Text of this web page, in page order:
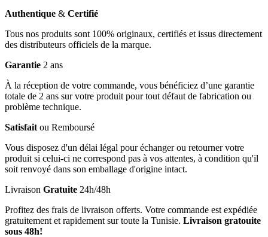
Authentique & Certifié
Tous nos produits sont 100% originaux, certifiés et issus directement
des distributeurs officiels de la marque.
Garantie 2 ans
À la réception de votre commande, vous bénéficiez d’une garantie
totale de 2 ans sur votre produit pour tout défaut de fabrication ou
problème technique.
Satisfait ou Remboursé
Vous disposez d'un délai légal pour échanger ou retourner votre
produit si celui-ci ne correspond pas à vos attentes, à condition qu'il
soit renvoyé dans son emballage d'origine intact.
Livraison Gratuite 24h/48h
Profitez des frais de livraison offerts. Votre commande est expédiée
gratuitement et rapidement sur toute la Tunisie. Livraison gratouite
sous 48h!